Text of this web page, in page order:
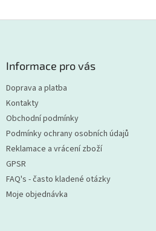
Informace pro vás
Doprava a platba
Kontakty
Obchodní podmínky
Podmínky ochrany osobních údajů
Reklamace a vrácení zboží
GPSR
FAQ's - často kladené otázky
Moje objednávka